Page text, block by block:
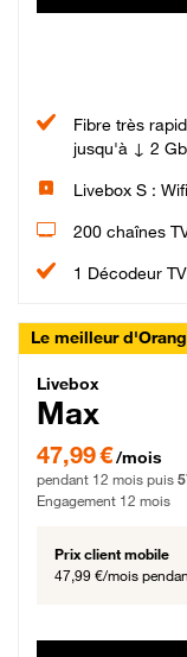
Fibre très
jusqu'à ↓ 2
Livebox S :
200 chaînes
1 Décodeur
Le meilleur
Livebox
Livebox
Max
47,99 € par mois
47,99 €/mois
pendant 12 mois puis
Engagement 12 mois
Prix client mobile
47,99 €/mois